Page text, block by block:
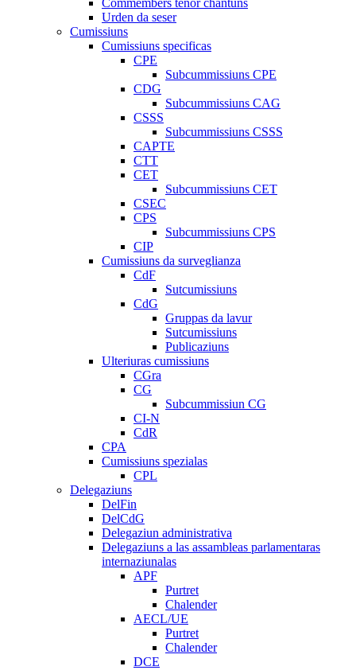
Commembers tenor chantuns
Urden da seser
Cumissiuns
Cumissiuns specificas
CPE
Subcummissiuns CPE
CDG
Subcummissiuns CAG
CSSS
Subcummissiuns CSSS
CAPTE
CTT
CET
Subcummissiuns CET
CSEC
CPS
Subcummissiuns CPS
CIP
Cumissiuns da surveglianza
CdF
Sutcumissiuns
CdG
Gruppas da lavur
Sutcumissiuns
Publicaziuns
Ulteriuras cumissiuns
CGra
CG
Subcummissiun CG
CI-N
CdR
CPA
Cumissiuns spezialas
CPL
Delegaziuns
DelFin
DelCdG
Delegaziun administrativa
Delegaziuns a las assambleas parlamentaras
internaziunalas
APF
Purtret
Chalender
AECL/UE
Purtret
Chalender
DCE